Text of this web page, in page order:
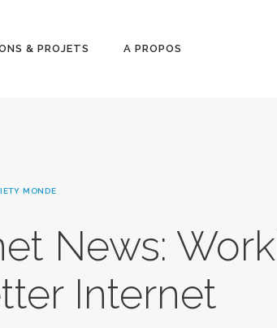
& PROJETS A PROPOS
MONDE
News:
Internet